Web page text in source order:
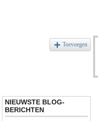
Toevoegen
NIEUWSTE BLOG-
BERICHTEN